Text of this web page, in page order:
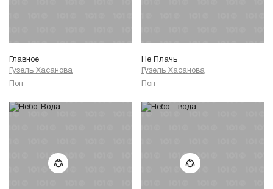
Главное
Гузель Хасанова
Поп
Не Плачь
Гузель Хасанова
Поп